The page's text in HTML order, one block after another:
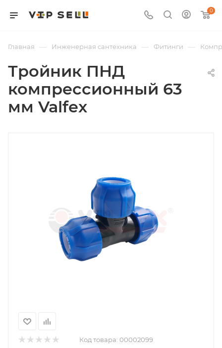
0
Главная — Инженерная сантехника — Фитинги —
Тройник ПНД
компрессионный 63
мм Valfex
Код товара: 00002099